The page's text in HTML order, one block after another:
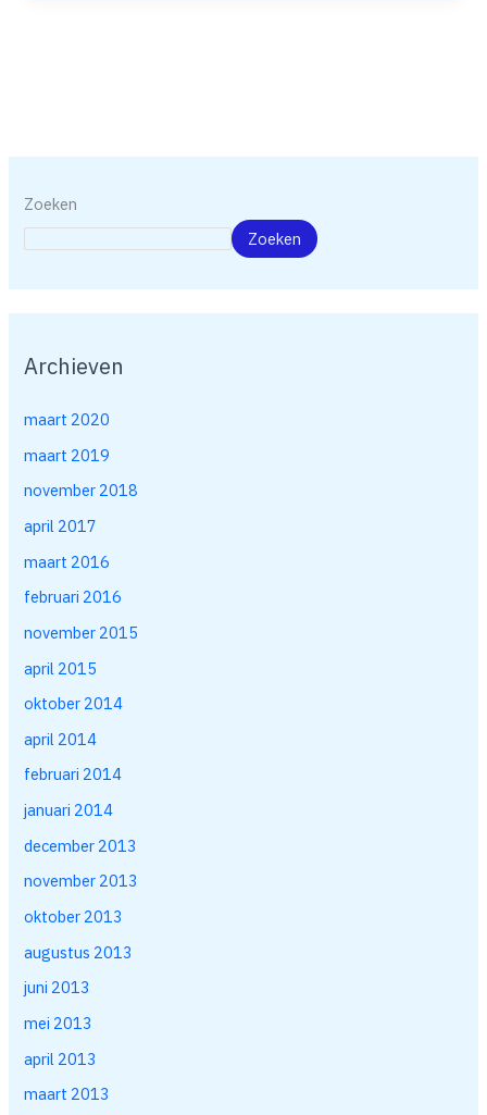
Zoeken
Zoeken
Archieven
maart 2020
maart 2019
november 2018
april 2017
maart 2016
februari 2016
november 2015
april 2015
oktober 2014
april 2014
februari 2014
januari 2014
december 2013
november 2013
oktober 2013
augustus 2013
juni 2013
mei 2013
april 2013
maart 2013